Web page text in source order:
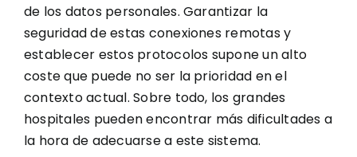
de los datos personales. Garantizar la
seguridad de estas conexiones remotas y
establecer estos protocolos supone un alto
coste que puede no ser la prioridad en el
contexto actual. Sobre todo, los grandes
hospitales pueden encontrar más dificultades a
la hora de adecuarse a este sistema.